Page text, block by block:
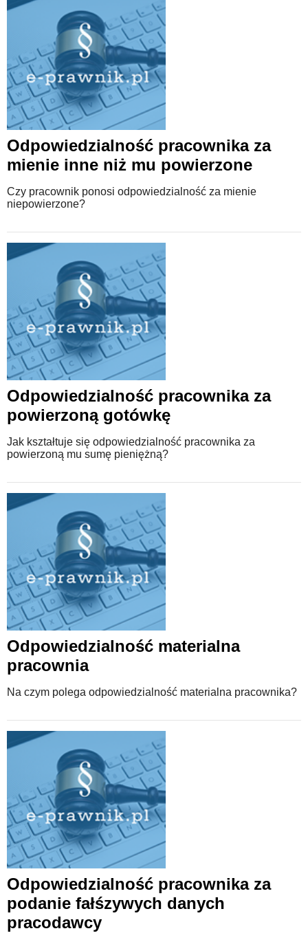
Odpowiedzialność pracownika za
mienie inne niż mu powierzone
Czy pracownik ponosi odpowiedzialność za mienie
niepowierzone?
Odpowiedzialność pracownika za
powierzoną gotówkę
Jak kształtuje się odpowiedzialność pracownika za
powierzoną mu sumę pieniężną?
Odpowiedzialność materialna
pracownia
Na czym polega odpowiedzialność materialna pracownika?
Odpowiedzialność pracownika za
podanie fałśzywych danych
pracodawcy